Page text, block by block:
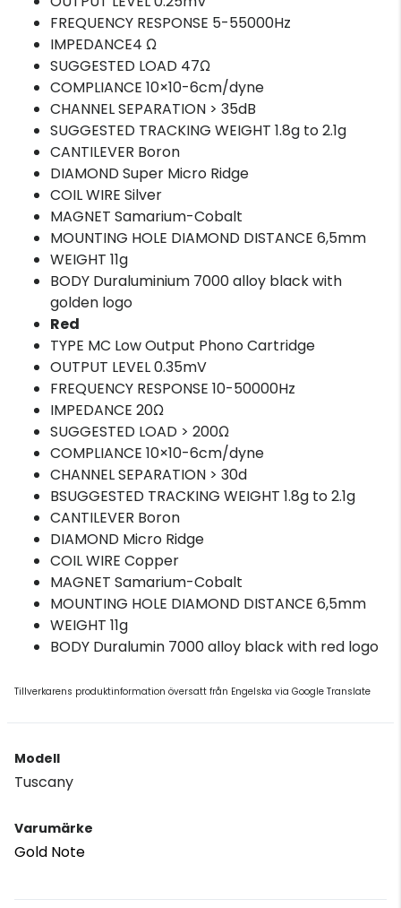
FREQUENCY RESPONSE 5-55000Hz
IMPEDANCE4 Ω
SUGGESTED LOAD 47Ω
COMPLIANCE 10×10-6cm/dyne
CHANNEL SEPARATION > 35dB
SUGGESTED TRACKING WEIGHT 1.8g to 2.1g
CANTILEVER Boron
DIAMOND Super Micro Ridge
COIL WIRE Silver
MAGNET Samarium-Cobalt
MOUNTING HOLE DIAMOND DISTANCE 6,5mm
WEIGHT 11g
BODY Duraluminium 7000 alloy black with
golden logo
Red
TYPE MC Low Output Phono Cartridge
OUTPUT LEVEL 0.35mV
FREQUENCY RESPONSE 10-50000Hz
IMPEDANCE 20Ω
SUGGESTED LOAD > 200Ω
COMPLIANCE 10×10-6cm/dyne
CHANNEL SEPARATION > 30d
BSUGGESTED TRACKING WEIGHT 1.8g to 2.1g
CANTILEVER Boron
DIAMOND Micro Ridge
COIL WIRE Copper
MAGNET Samarium-Cobalt
MOUNTING HOLE DIAMOND DISTANCE 6,5mm
WEIGHT 11g
BODY Duralumin 7000 alloy black with red logo
Tillverkarens produktinformation översatt från Engelska via Google Translate
Modell
Tuscany
Varumärke
Gold Note